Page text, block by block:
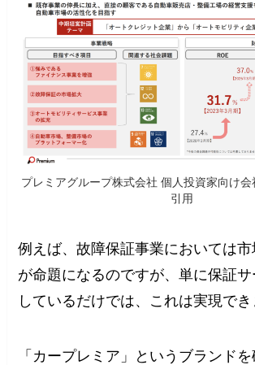
プレミアグループ株式会社 個人投資家向け
引用
例えば、故障保証事業においては
が命題になるのですが、単に保証
しているだけでは、これは実現でき
「カープレミア」というブランド